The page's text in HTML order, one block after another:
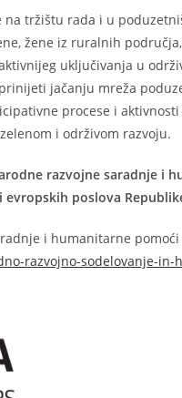
na tržištu rada i u
žene iz ruralnih
uključivanja u
jačanju mreža
procese i
i održivom razvoju.
razvojne saradnje i
poslova
i humanitarne
razvojno-sodelovanje-